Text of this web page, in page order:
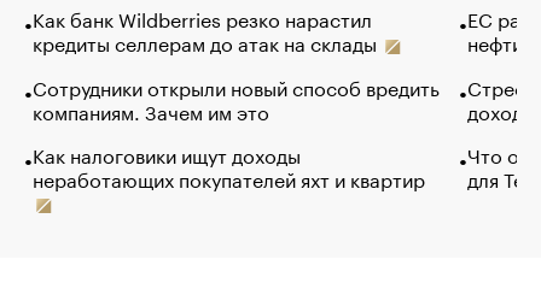
Как банк Wildberries резко нарастил
кредиты селлерам до атак на склады
Сотрудники открыли новый способ вредить
компаниям. Зачем им это
Как налоговики ищут доходы
неработающих покупателей яхт и квартир
ЕС
нефти
Что
для